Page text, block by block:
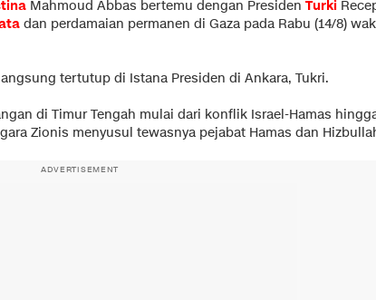
Mahmoud Abbas bertemu dengan Presiden Turki
dan perdamaian permanen di Gaza pada Rabu (14/8)
tertutup di Istana Presiden di Ankara, Tukri.
di Timur Tengah mulai dari konflik Israel-Hamas
Zionis menyusul tewasnya pejabat Hamas dan
ADVERTISEMENT